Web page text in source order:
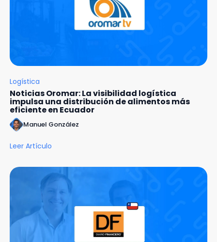
Logística
Noticias Oromar: La visibilidad logística
impulsa una distribución de alimentos más
eficiente en Ecuador
Manuel González
Leer Artículo